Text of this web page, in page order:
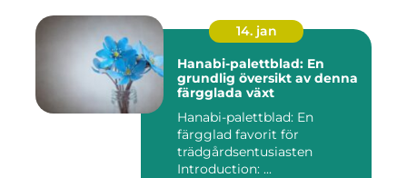
14. jan
Hanabi-palettblad: En
grundlig översikt av denna
färgglada växt
Hanabi-palettblad: En
färgglad favorit för
trädgårdsentusiasten
Introduction: ...